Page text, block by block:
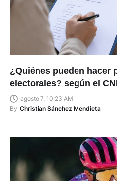
¿Quiénes pueden hacer
electorales? según el
agosto 7, 10:23 AM
By Christian Sánchez Mendieta